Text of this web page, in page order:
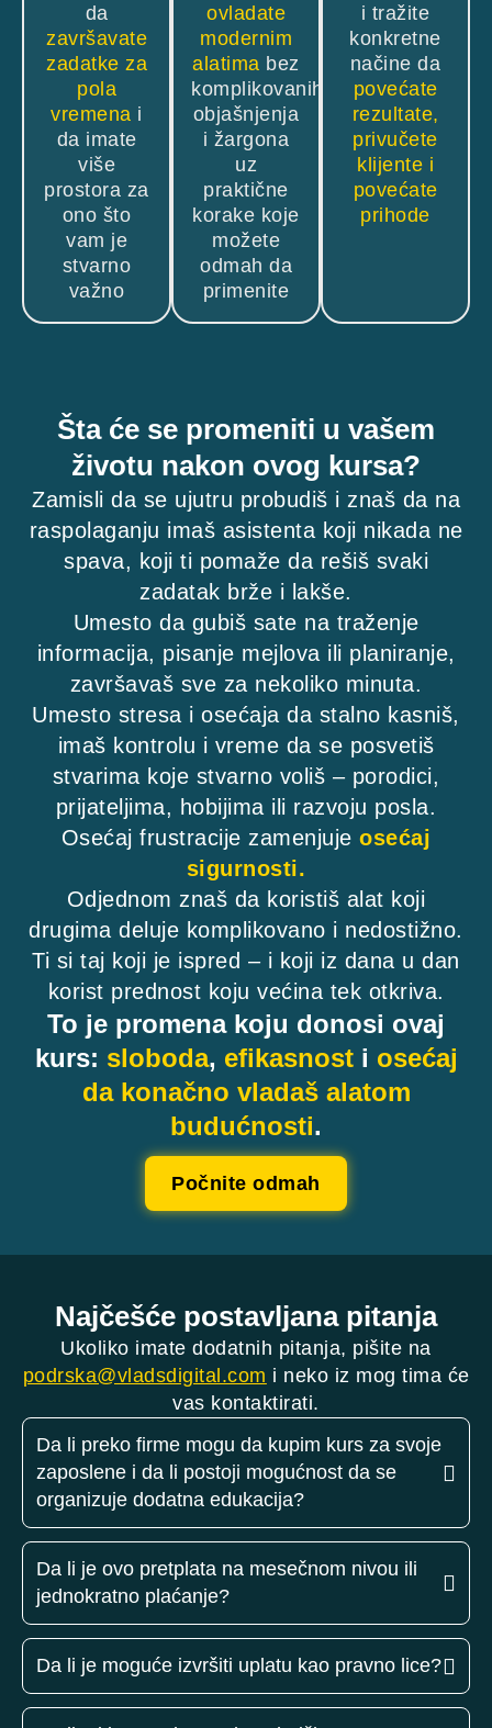
da
završavate
zadatke za
pola
vremena i
da imate
više
prostora za
ono što
vam je
stvarno
važno
ovladate
modernim
alatima bez
komplikovanih
objašnjenja
i žargona
uz
praktične
korake koje
možete
odmah da
primenite
i tražite
konkretne
načine da
povećate
rezultate,
privučete
klijente i
povećate
prihode
Šta će se promeniti u vašem
životu nakon ovog kursa?
Zamisli da se ujutru probudiš i znaš da na
raspolaganju imaš asistenta koji nikada ne
spava, koji ti pomaže da rešiš svaki
zadatak brže i lakše.
Umesto da gubiš sate na traženje
informacija, pisanje mejlova ili planiranje,
završavaš sve za nekoliko minuta.
Umesto stresa i osećaja da stalno kasniš,
imaš kontrolu i vreme da se posvetiš
stvarima koje stvarno voliš – porodici,
prijateljima, hobijima ili razvoju posla.
Osećaj frustracije zamenjujeosećaj
sigurnosti.
Odjednom znaš da koristiš alat koji
drugima deluje komplikovano i nedostižno.
Ti si taj koji je ispred – i koji iz dana u dan
korist prednost koju većina tek otkriva.
To je promena koju donosi ovaj
kurs: sloboda, efikasnosti osećaj
da konačno vladaš alatom
budućnosti.
Počnite odmah
Najčešće postavljana pitanja
Ukoliko imate dodatnih pitanja, pišite na
podrska@vladsdigital.com i neko iz mog tima će
vas kontaktirati.
Da li preko firme mogu da kupim kurs za svoje
zaposlene i da li postoji mogućnost da se
organizuje dodatna edukacija?
Da li je ovo pretplata na mesečnom nivou ili
jednokratno plaćanje?
Da li je moguće izvršiti uplatu kao pravno lice?